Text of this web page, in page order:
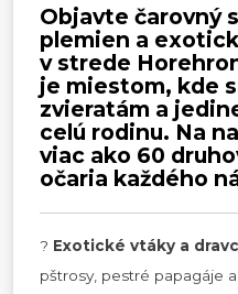
Objavte čarovný
plemien a
v strede
je miestom, kde
zvieratám a
celú rodinu. Na
viac ako 60
očaria každého
? Exotické vtáky a
pštrosy, pestré papagáje